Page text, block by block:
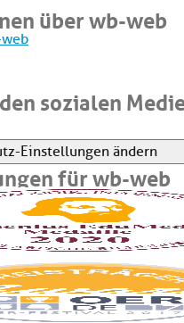
über wb-web
sozialen
Einstellungen ändern
für wb-web